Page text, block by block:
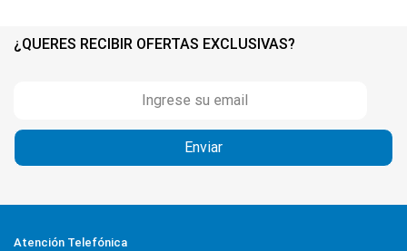
¿QUERES RECIBIR OFERTAS EXCLUSIVAS?
Atención Telefónica